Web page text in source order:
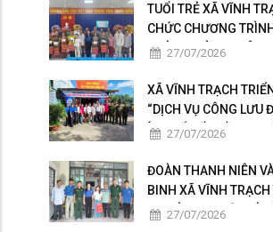
TUỔI TRẺ XÃ VĨNH
CHỨC CHƯƠNG
QUÀ GIA ĐÌNH THÂN
27/07/2026
XÃ VĨNH TRẠCH
“DỊCH VỤ CÔNG LƯU
ÍCH SỐ ĐẾN GẦN
27/07/2026
ĐOÀN THANH NIÊN
BINH XÃ VĨNH
GIA ĐÌNH NGƯỜI CÓ
27/07/2026